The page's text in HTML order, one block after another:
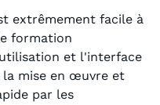
extrêmement facile à
formation
et l'interface
mise en œuvre et
par les